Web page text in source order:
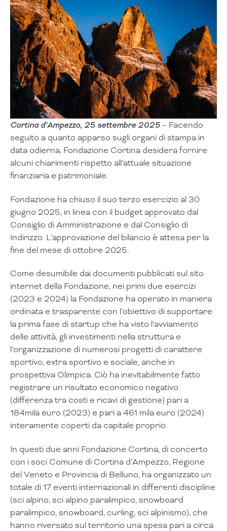
Cortina d’Ampezzo, 25 settembre 2025 – Facendo
seguito a quanto apparso sugli organi di stampa in
data odierna, Fondazione Cortina desidera fornire
alcuni chiarimenti rispetto all’attuale situazione
finanziaria e patrimoniale.
Fondazione ha chiuso il suo terzo esercizio al 30
giugno 2025, in linea con il budget approvato dal
Consiglio di Amministrazione e dal Consiglio di
Indirizzo. L’approvazione del bilancio è attesa per la
fine del mese di ottobre 2025.
Come desumibile dai documenti pubblicati sul sito
internet della Fondazione, nei primi due esercizi
(2023 e 2024) la Fondazione ha operato in maniera
ordinata e trasparente con l’obiettivo di supportare
la prima fase di startup che ha visto l’avviamento
delle attività, gli investimenti nella struttura e
l’organizzazione di numerosi progetti di carattere
sportivo, extra sportivo e sociale, anche in
prospettiva Olimpica. Ciò ha inevitabilmente fatto
registrare un risultato economico negativo
(differenza tra costi e ricavi di gestione) pari a
184mila euro (2023) e pari a 461 mila euro (2024)
interamente coperti da capitale proprio.
In questi due anni Fondazione Cortina, di concerto
con i soci Comune di Cortina d’Ampezzo, Regione
del Veneto e Provincia di Belluno, ha organizzato un
totale di 17 eventi internazionali in differenti discipline
(sci alpino, sci alpino paralimpico, snowboard
paralimpico, snowboard, curling, sci alpinismo), che
hanno riversato sul territorio una spesa pari a circa